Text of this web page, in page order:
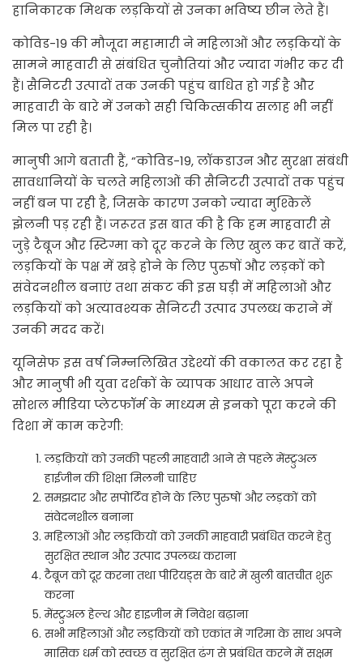
हानिकारक मिथक लड़कियों से उनका भविष्य छीन लेते हैं।
कोविड-19 की मौजूदा महामारी ने महिलाओं और लड़कियों के
सामने माहवारी से संबंधित चुनौतियां और ज्यादा गंभीर कर दी
हैं। सैनिटरी उत्पादों तक उनकी पहुंच बाधित हो गई है और
माहवारी के बारे में उनको सही चिकित्सकीय सलाह भी नहीं
मिल पा रही है।
मानुषी आगे बताती हैं, “कोविड-19, लॉकडाउन और सुरक्षा संबंधी
सावधानियों के चलते महिलाओं की सैनिटरी उत्पादों तक पहुंच
नहीं बन पा रही है, जिसके कारण उनको ज्यादा मुश्किलें
झेलनी पड़ रही हैं। जरूरत इस बात की है कि हम माहवारी से
जुड़े टैबूज और स्टिग्मा को दूर करने के लिए खुल कर बातें करें,
लड़कियों के पक्ष में खड़े होने के लिए पुरुषों और लड़कों को
संवेदनशील बनाएं तथा संकट की इस घड़ी में महिलाओं और
लड़कियों को अत्यावश्यक सैनिटरी उत्पाद उपलब्ध कराने में
उनकी मदद करें।
यूनिसेफ इस वर्ष निम्नलिखित उद्देश्यों की वकालत कर रहा है
और मानुषी भी युवा दर्शकों के व्यापक आधार वाले अपने
सोशल मीडिया प्लेटफॉर्म के माध्यम से इनको पूरा करने की
दिशा में काम करेगी:
लड़कियों को उनकी पहली माहवारी आने से पहले मेंस्ट्रुअल
हाईजीन की शिक्षा मिलनी चाहिए
समझदार और सपोर्टिव होने के लिए पुरुषों और लड़कों को
संवेदनशील बनाना
महिलाओं और लड़कियों को उनकी माहवारी प्रबंधित करने हेतु
सुरक्षित स्थान और उत्पाद उपलब्ध कराना
टैबूज को दूर करना तथा पीरियड्स के बारे में खुली बातचीत शुरू
करना
मेंस्ट्रुअल हेल्थ और हाइजीन में निवेश बढ़ाना
सभी महिलाओं और लड़कियों को एकांत में गरिमा के साथ अपने
मासिक धर्म को स्वच्छ व सुरक्षित ढंग से प्रबंधित करने में सक्षम